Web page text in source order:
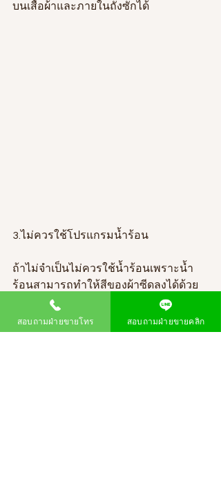
บนเสื้อผ้าและภายในถังซักได้
3.ไม่ควรใช้โปรแกรมน้ำร้อน
ถ้าไม่จำเป็นไม่ควรใช้น้ำร้อนเพราะน้ำ
ร้อนสามารถทำให้สีของผ้าซีดลงได้ด้วย
เครื่องใช้ไฟฟ้า
เครื่องใช้ไฟฟ้า
สาระน่ารู้
สอบถามฝ่ายขายโทร สอบถามฝ่ายขายคลิก